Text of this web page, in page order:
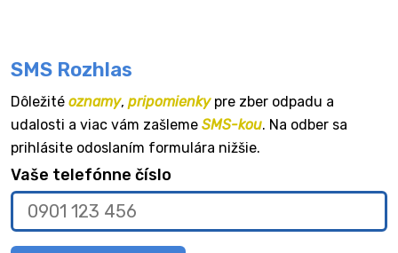
SMS Rozhlas
Dôležité oznamy, pripomienkypre zber odpadu a
udalosti a viac vám zašleme SMS-kou. Na odber sa
prihlásite odoslaním formulára nižšie.
Vaše telefónne číslo